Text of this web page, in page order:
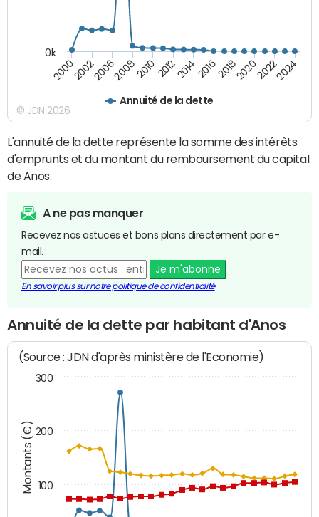
Annuité de la dette
20002002200620082010 2012201420162018202020222024
0k
© JDN 2026
L'annuité de la dette représente la somme des intérêts
d'emprunts et du montant du remboursement du capital
de Anos.
A ne pas manquer
Recevez nos astuces et bons plans directement par e-
mail.
Je m'abonne
En savoir plus sur notre politique de confidentialité
Annuité de la dette par habitant d'Anos
Montants (€)
(Source : JDN d'après ministère de l'Economie)
100
200
300